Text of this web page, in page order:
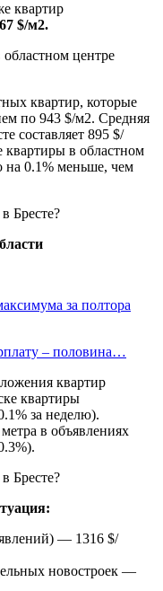
квартир
$/м2.
центре
квартир, которые
по 943 $/м2. Средняя
составляет 895 $/
в областном
на 0.1% меньше, чем
за полтора
– половина…
квартир
квартиры
за неделю).
в объявлениях
— 1316 $/
новостроек —